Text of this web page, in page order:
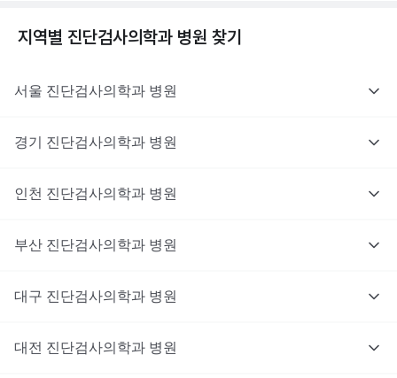
지역별 진단검사의학과 병원 찾기
서울 진단검사의학과 병원
경기 진단검사의학과 병원
인천 진단검사의학과 병원
부산 진단검사의학과 병원
대구 진단검사의학과 병원
대전 진단검사의학과 병원